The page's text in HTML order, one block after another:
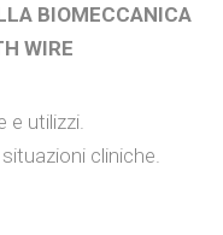
BIOMECCANICA
WIRE
e utilizzi.
cliniche.